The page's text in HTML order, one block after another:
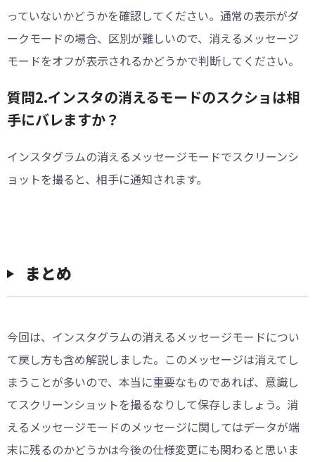
っていないかどうかを確認してください。通常の表示がダ
ークモードの場合、区別が難しいので、消えるメッセージ
モードをオフが表示されるかどうかで判断してください。
質問2.インスタの消えるモードのスクショは相
手にバレますか？
インスタグラムの消えるメッセージモードでスクリーンシ
ョットを撮ると、相手に通知されます。
まとめ
今回は、インスタグラムの消えるメッセージモードについ
て戻し方も含め解説しました。このメッセージは消えてし
まうことが多いので、本当に重要なものであれば、意識し
てスクリーンショットを撮るなりして保存しましょう。消
えるメッセージモードのメッセージに関してはデータが端
末に残るのかどうかは今後の仕様変更にも関わると思いま